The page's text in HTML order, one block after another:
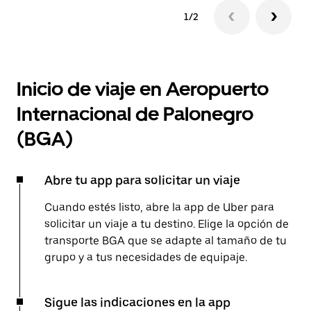
1/2
Inicio de viaje en Aeropuerto
Internacional de Palonegro
(BGA)
Abre tu app para solicitar un viaje
Cuando estés listo, abre la app de Uber para
solicitar un viaje a tu destino. Elige la opción de
transporte BGA que se adapte al tamaño de tu
grupo y a tus necesidades de equipaje.
Sigue las indicaciones en la app